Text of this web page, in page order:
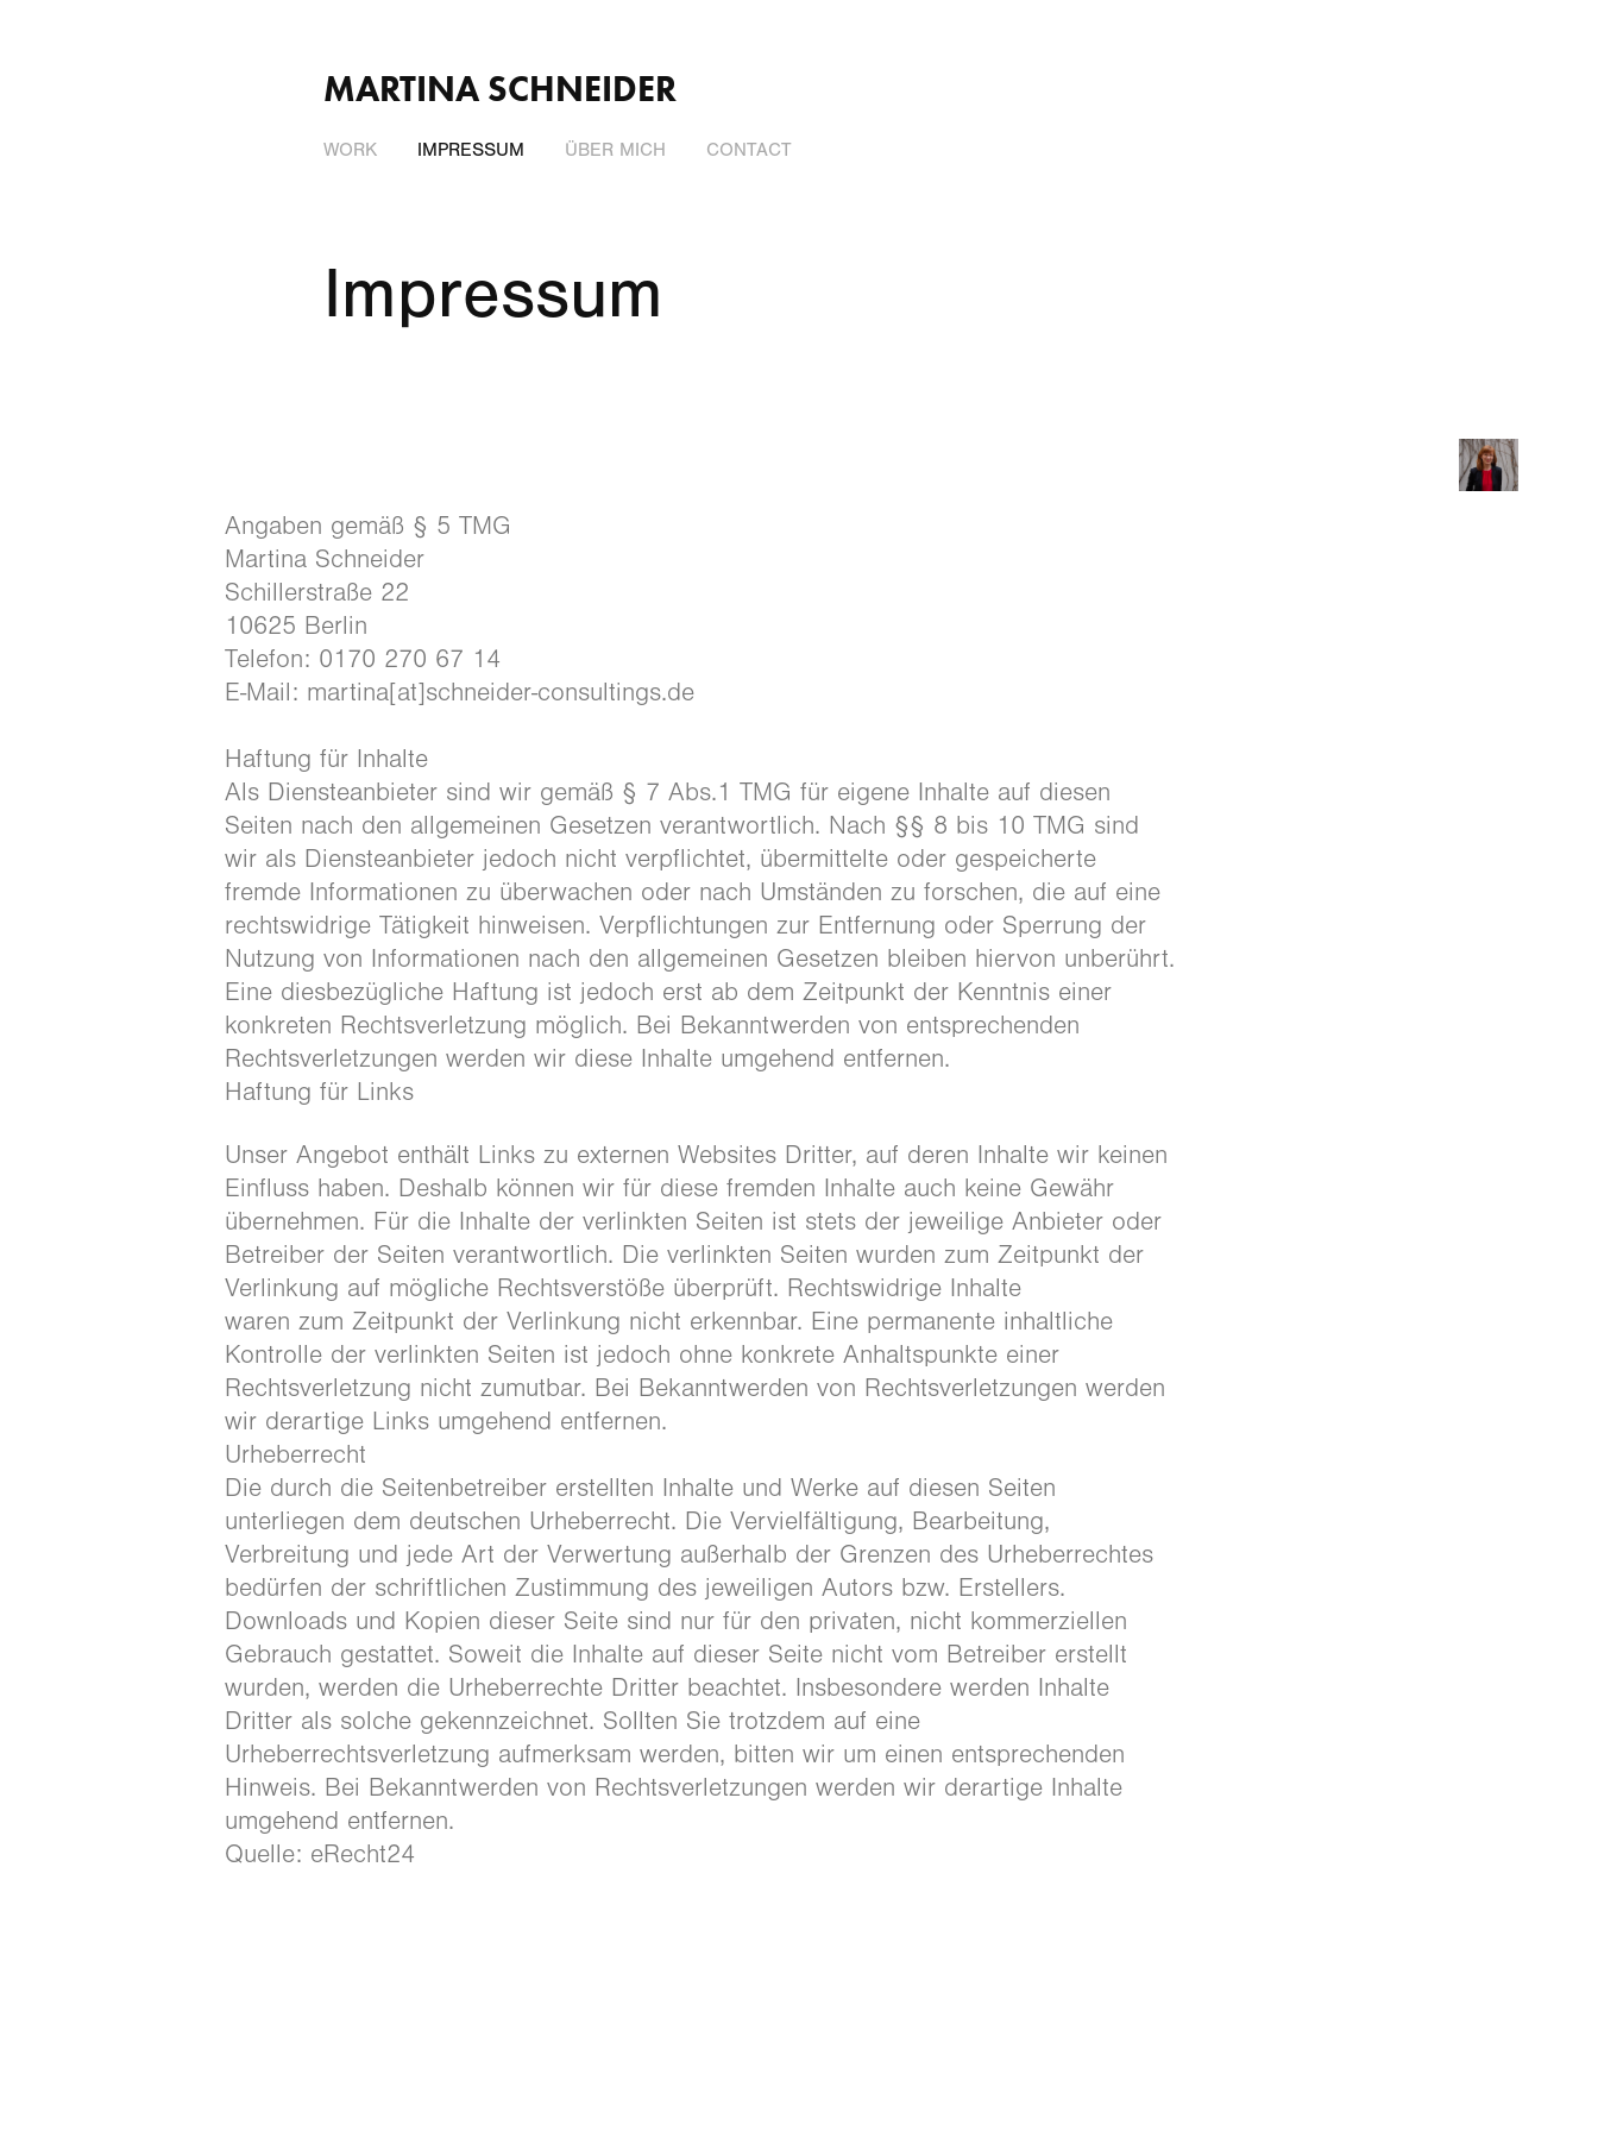
MARTINA SCHNEIDER
WORK IMPRESSUM ÜBER MICH CONTACT
Impressum
Angaben gemäß § 5 TMG
Martina Schneider
Schillerstraße 22
10625 Berlin
Telefon: 0170 270 67 14
E-Mail: martina[at]schneider-consultings.de
Haftung für Inhalte
Als Diensteanbieter sind wir gemäß § 7 Abs.1 TMG für eigene Inhalte auf diesen
Seiten nach den allgemeinen Gesetzen verantwortlich. Nach §§ 8 bis 10 TMG sind
wir als Diensteanbieter jedoch nicht verpflichtet, übermittelte oder gespeicherte
fremde Informationen zu überwachen oder nach Umständen zu forschen, die auf eine
rechtswidrige Tätigkeit hinweisen. Verpflichtungen zur Entfernung oder Sperrung der
Nutzung von Informationen nach den allgemeinen Gesetzen bleiben hiervon unberührt.
Eine diesbezügliche Haftung ist jedoch erst ab dem Zeitpunkt der Kenntnis einer
konkreten Rechtsverletzung möglich. Bei Bekanntwerden von entsprechenden
Rechtsverletzungen werden wir diese Inhalte umgehend entfernen.
Haftung für Links
Unser Angebot enthält Links zu externen Websites Dritter, auf deren Inhalte wir keinen
Einfluss haben. Deshalb können wir für diese fremden Inhalte auch keine Gewähr
übernehmen. Für die Inhalte der verlinkten Seiten ist stets der jeweilige Anbieter oder
Betreiber der Seiten verantwortlich. Die verlinkten Seiten wurden zum Zeitpunkt der
Verlinkung auf mögliche Rechtsverstöße überprüft. Rechtswidrige Inhalte
waren zum Zeitpunkt der Verlinkung nicht erkennbar. Eine permanente inhaltliche
Kontrolle der verlinkten Seiten ist jedoch ohne konkrete Anhaltspunkte einer
Rechtsverletzung nicht zumutbar. Bei Bekanntwerden von Rechtsverletzungen werden
wir derartige Links umgehend entfernen.
Urheberrecht
Die durch die Seitenbetreiber erstellten Inhalte und Werke auf diesen Seiten
unterliegen dem deutschen Urheberrecht. Die Vervielfältigung, Bearbeitung,
Verbreitung und jede Art der Verwertung außerhalb der Grenzen des Urheberrechtes
bedürfen der schriftlichen Zustimmung des jeweiligen Autors bzw. Erstellers.
Downloads und Kopien dieser Seite sind nur für den privaten, nicht kommerziellen
Gebrauch gestattet. Soweit die Inhalte auf dieser Seite nicht vom Betreiber erstellt
wurden, werden die Urheberrechte Dritter beachtet. Insbesondere werden Inhalte
Dritter als solche gekennzeichnet. Sollten Sie trotzdem auf eine
Urheberrechtsverletzung aufmerksam werden, bitten wir um einen entsprechenden
Hinweis. Bei Bekanntwerden von Rechtsverletzungen werden wir derartige Inhalte
umgehend entfernen.
Quelle: eRecht24